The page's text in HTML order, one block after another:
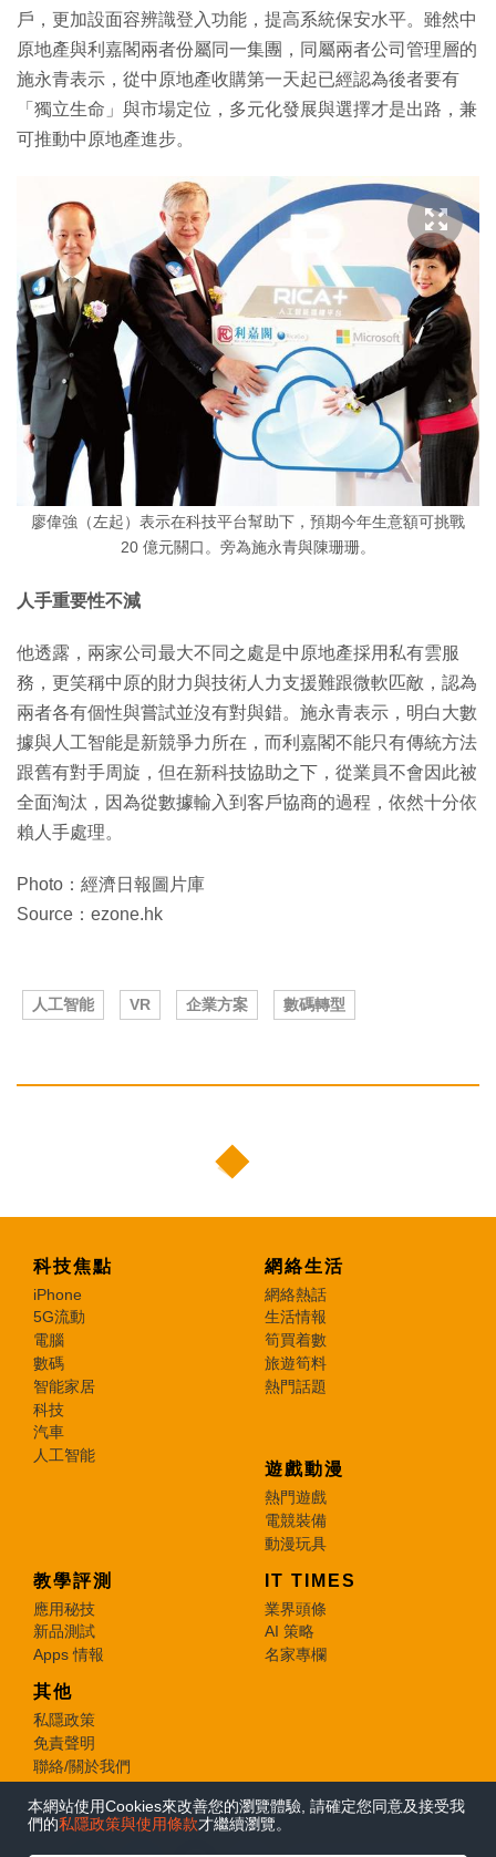
本網站使用Cookies來改善您的瀏覽體驗, 請確定您同意及接受我
們的私隱政策與使用條款才繼續瀏覽。
戶，更加設面容辨識登入功能，提高系統保安水平。雖然中
原地產與利嘉閣兩者份屬同一集團，同屬兩者公司管理層的
施永青表示，從中原地產收購第一天起已經認為後者要有
「獨立生命」與市場定位，多元化發展與選擇才是出路，兼
可推動中原地產進步。
廖偉強（左起）表示在科技平台幫助下，預期今年生意額可挑戰
20 億元關口。旁為施永青與陳珊珊。
人手重要性不減
他透露，兩家公司最大不同之處是中原地產採用私有雲服
務，更笑稱中原的財力與技術人力支援難跟微軟匹敵，認為
兩者各有個性與嘗試並沒有對與錯。施永青表示，明白大數
據與人工智能是新競爭力所在，而利嘉閣不能只有傳統方法
跟舊有對手周旋，但在新科技協助之下，從業員不會因此被
全面淘汰，因為從數據輸入到客戶協商的過程，依然十分依
賴人手處理。
Photo：經濟日報圖片庫
Source：ezone.hk
人工智能 VR 企業方案 數碼轉型
科技焦點
iPhone
5G流動
電腦
數碼
智能家居
科技
汽車
人工智能
網絡生活
網絡熱話
生活情報
筍買着數
旅遊筍料
熱門話題
遊戲動漫
熱門遊戲
電競裝備
動漫玩具
教學評測
應用秘技
新品測試
Apps 情報
IT TIMES
業界頭條
AI 策略
名家專欄
其他
私隱政策
免責聲明
聯絡/關於我們
© 2026 e-zone. All Rights Reserved.